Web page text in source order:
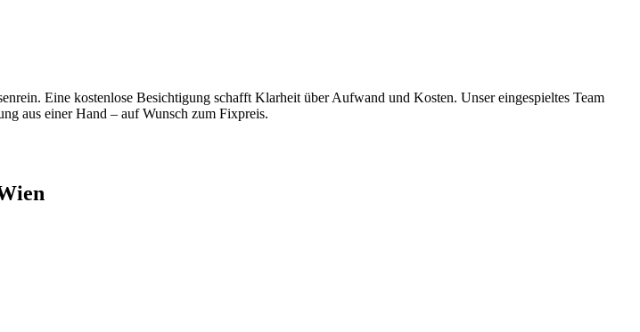
Eine kostenlose Besichtigung schafft Klarheit über Aufwand und Kosten. Unser eingespieltes Team
aus einer Hand – auf Wunsch zum Fixpreis.